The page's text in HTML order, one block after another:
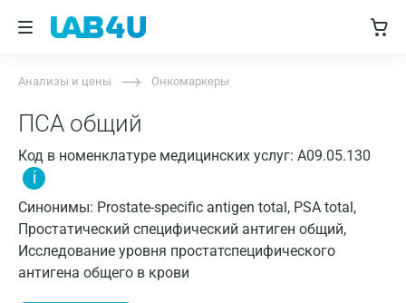
Анализы и цены Онкомаркеры
ПСА общий
Код в номенклатуре медицинских услуг: A09.05.130
i
Синонимы: Prostate-specific antigen total, PSA total,
Простатический специфический антиген общий,
Исследование уровня простатспецифического
антигена общего в крови